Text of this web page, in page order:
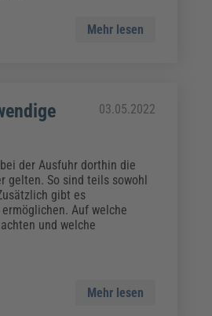
Mehr lesen
03.05.2022
der Ausfuhr dorthin die
gelten. So sind teils sowohl
gibt es
Auf welche
und welche
Mehr lesen